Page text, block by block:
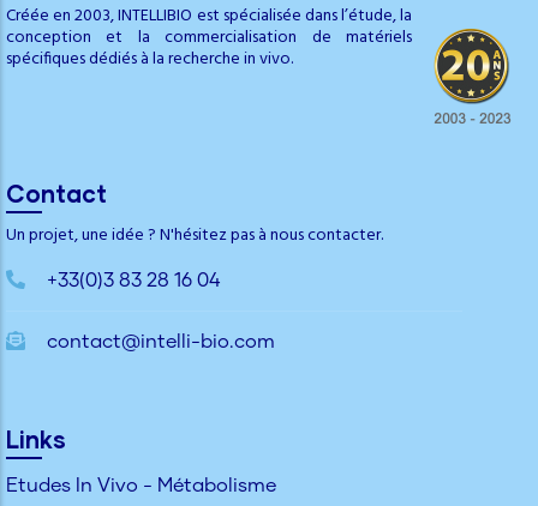
Créée en 2003, INTELLIBIO est spécialisée dans l’étude, la
conception et la commercialisation de matériels
spécifiques dédiés à la recherche in vivo.
Contact
Un projet, une idée ? N'hésitez pas à nous contacter.
+33(0)3 83 28 16 04
contact@intelli-bio.com
Links
Etudes In Vivo - Métabolisme